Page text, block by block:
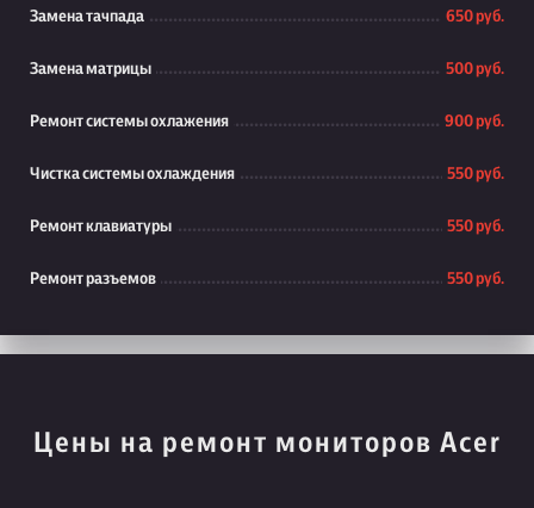
Замена тачпада 650 руб.
Замена матрицы 500 руб.
Ремонт системы охлажения 900 руб.
Чистка системы охлаждения 550 руб.
Ремонт клавиатуры 550 руб.
Ремонт разъемов 550 руб.
Цены на ремонт мониторов Acer